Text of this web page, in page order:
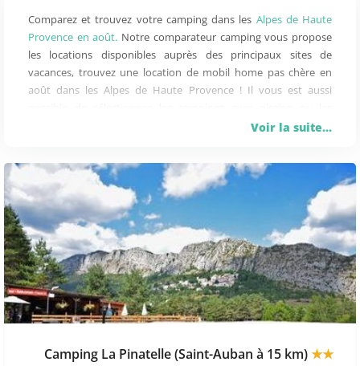
Comparez et trouvez votre camping dans les Alpes de Haute
Provence en août. Notre comparateur camping vous propose
les locations disponibles auprès des principaux sites de
vacances, trouvez une location de mobil home pas chère en
août dans les Alpes de Haute Provence ! Il vous est aussi
domaines de plein-air classés par étoile. Par ailleurs, notre
campings
QUELLES ACTIVITÉS DANS LES ALPES DE HAUTE
PROVENCE EN AOÛT ?
Durant vos vacances en camping dans les Alpes de
Haute Provence, vous pourrez participer à de
nombreuses randonnées à la montagne, ou bien
pratiquer des sports tels que le golf, la randonnée,
l'escalade ou le parapente au cœur d'un environnement
unique. Pendant la saison estivale, les villages de
des animations, c'est l'occasion de partager en famille
Voir la suite...
Camping La Pinatelle (Saint-Auban à 15 km)★★